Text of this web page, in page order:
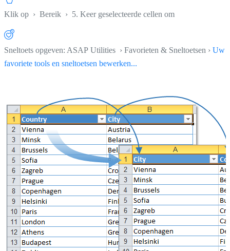
Klik op › Bereik › 5. Keer geselecteerde cellen om
Sneltoets opgeven: ASAP Utilities › Favorieten & Sneltoetsen › Uw
favoriete tools en sneltoetsen bewerken...